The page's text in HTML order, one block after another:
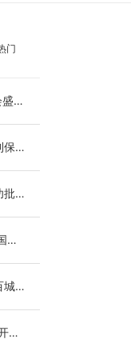
门
大
障
量
际
城千
门